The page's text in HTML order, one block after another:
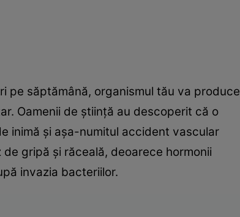
pe săptămână, organismul tău va produce
Oamenii de ştiinţă au descoperit că o
inimă şi aşa-numitul accident vascular
gripă şi răceală, deoarece hormonii
invazia bacteriilor.